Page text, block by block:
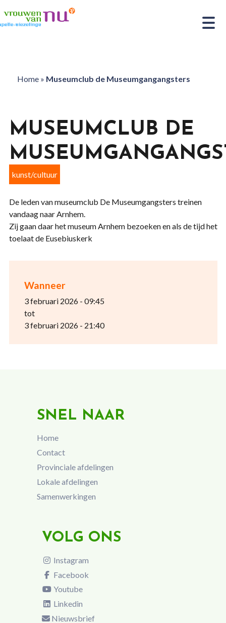
Home» Museumclub de Museumgangangsters
Wanneer
3 februari 2026 - 09:45
tot
3 februari 2026 - 21:40
MUSEUMCLUB DE
kunst/cultuur
De leden van museumclub De Museumgangsters treinen
vandaag naar Arnhem.
Zij gaan daar het museum Arnhem bezoeken en als de tijd het
toelaat de Eusebiuskerk
SNEL NAAR
Home
Contact
Provinciale afdelingen
Lokale afdelingen
Samenwerkingen
VOLG ONS
Instagram
Facebook
Youtube
Linkedin
Nieuwsbrief